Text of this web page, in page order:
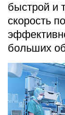
быстрой и
скорость
больших